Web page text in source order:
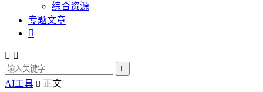
综合资源
专题文章

 

AI工具  正文